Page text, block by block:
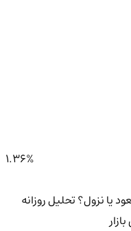
1.36%
یا نزول؟تحلیل روزانه